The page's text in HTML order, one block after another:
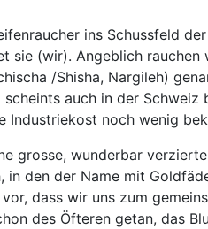
ins Schussfeld
sie (wir). Angeblich
/Shisha, Nargileh)
auch in der
Industriekost noch wenig
grosse, wunderbar
in den der Name mit
dass wir uns zum
des Öfteren getan, das